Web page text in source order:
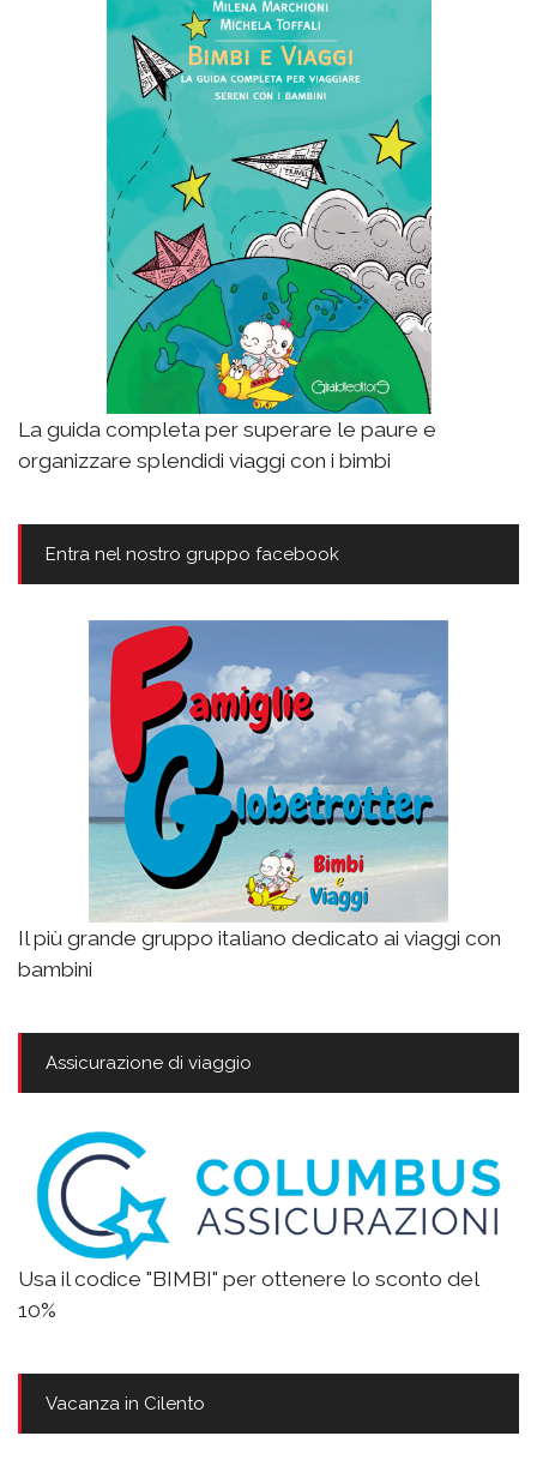
La guida completa per superare le paure e
organizzare splendidi viaggi con i bimbi
Entra nel nostro gruppo facebook
Il più grande gruppo italiano dedicato ai viaggi con
bambini
Assicurazione di viaggio
Usa il codice "BIMBI" per ottenere lo sconto del
10%
Vacanza in Cilento